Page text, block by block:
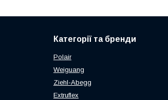
Категорії та бренди
Polair
Weiguang
Ziehl-Abegg
Extruflex